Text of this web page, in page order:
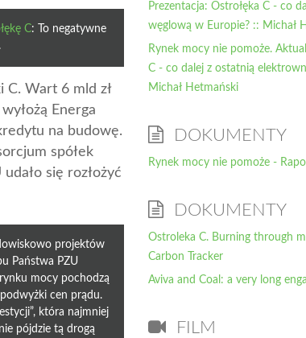
C: To negatywne
C. Wart 6 mld zł
Energa
na budowę.
spółek
się rozłożyć
projektów
Państwa PZU
mocy pochodzą
cen prądu.
która najmniej
pójdzie tą drogą
Prezentacja: Ostrołęka C - co
węglową w Europie? :: Michał
Rynek mocy nie pomoże.
C - co dalej z ostatnią
Michał Hetmański
DOKUMENTY
Rynek mocy nie pomoże -
DOKUMENTY
Ostroleka C. Burning through
Carbon Tracker
Aviva and Coal: a very long
FILM